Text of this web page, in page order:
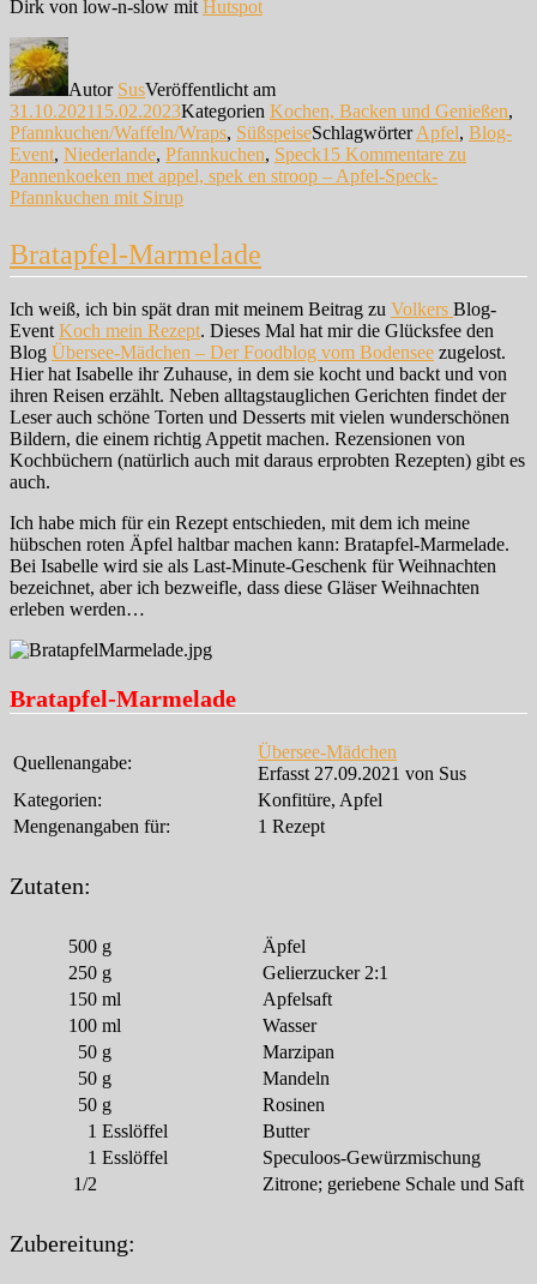
Dirk von low-n-slow mit Hutspot
Autor SusVeröffentlicht am
31.10.202115.02.2023Kategorien Kochen, Backen und Genießen,
Pfannkuchen/Waffeln/Wraps, SüßspeiseSchlagwörterApfel, Blog-
Event, Niederlande, Pfannkuchen, Speck15 Kommentare zu
Pannenkoeken met appel, spek en stroop – Apfel-Speck-
Pfannkuchen mit Sirup
Bratapfel-Marmelade
Ich weiß, ich bin spät dran mit meinem Beitrag zu Volkers Blog-
Event Koch mein Rezept. Dieses Mal hat mir die Glücksfee den
Blog Übersee-Mädchen – Der Foodblog vom Bodensee zugelost.
Hier hat Isabelle ihr Zuhause, in dem sie kocht und backt und von
ihren Reisen erzählt. Neben alltagstauglichen Gerichten findet der
Leser auch schöne Torten und Desserts mit vielen wunderschönen
Bildern, die einem richtig Appetit machen. Rezensionen von
Kochbüchern (natürlich auch mit daraus erprobten Rezepten) gibt es
auch.
Ich habe mich für ein Rezept entschieden, mit dem ich meine
hübschen roten Äpfel haltbar machen kann: Bratapfel-Marmelade.
Bei Isabelle wird sie als Last-Minute-Geschenk für Weihnachten
bezeichnet, aber ich bezweifle, dass diese Gläser Weihnachten
erleben werden…
Bratapfel-Marmelade
Quellenangabe:
Übersee-Mädchen
Erfasst 27.09.2021 von Sus
Kategorien:
Konfitüre, Apfel
Mengenangaben für:
1 Rezept
Zutaten:
500 g
Äpfel
250 g
Gelierzucker 2:1
150 ml
Apfelsaft
100 ml
Wasser
50 g
Marzipan
50 g
Mandeln
50 g
Rosinen
1 Esslöffel
Butter
1 Esslöffel
Speculoos-Gewürzmischung
1/2
Zitrone; geriebene Schale und Saft
Zubereitung: